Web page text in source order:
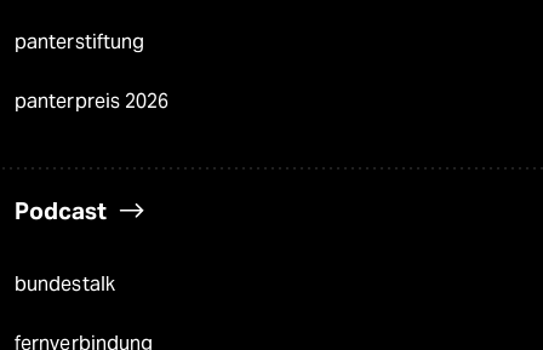
panterstiftung
panterpreis 2026
Podcast
bundestalk
fernverbindung